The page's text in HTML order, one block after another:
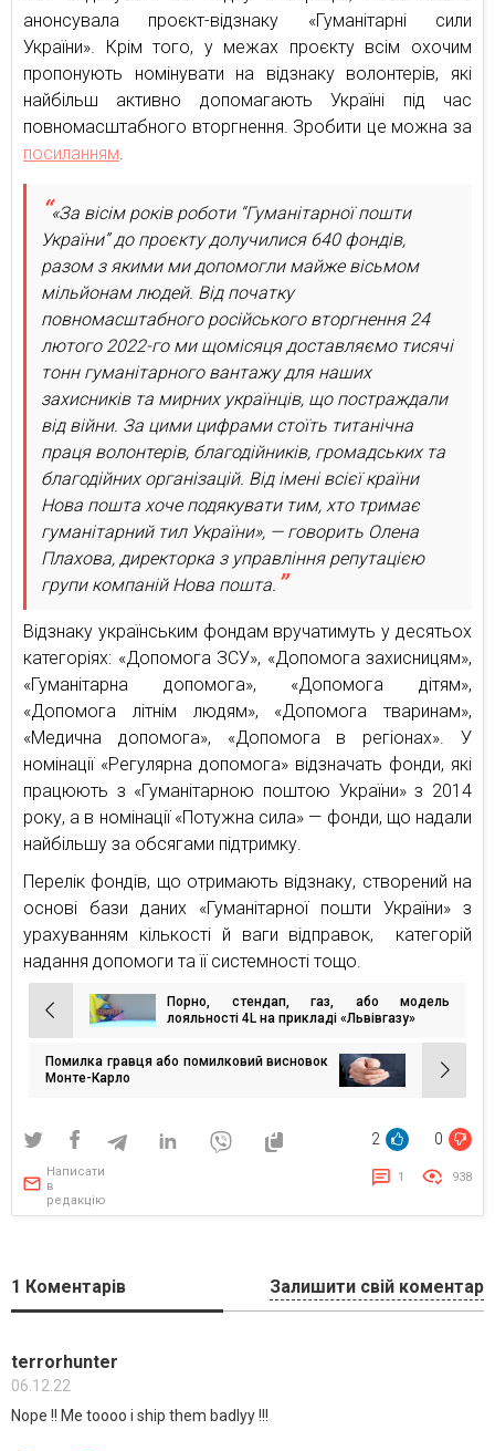
анонсувала проєкт-відзнаку «Гуманітарні сили
України». Крім того, у межах проєкту всім охочим
пропонують номінувати на відзнаку волонтерів, які
найбільш активно допомагають Україні під час
повномасштабного вторгнення. Зробити це можна за
посиланням.
«За вісім років роботи “Гуманітарної пошти
України” до проєкту долучилися 640 фондів,
разом з якими ми допомогли майже вісьмом
мільйонам людей. Від початку
повномасштабного російського вторгнення 24
лютого 2022-го ми щомісяця доставляємо тисячі
тонн гуманітарного вантажу для наших
захисників та мирних українців, що постраждали
від війни. За цими цифрами стоїть титанічна
праця волонтерів, благодійників, громадських та
благодійних організацій. Від імені всієї країни
Нова пошта хоче подякувати тим, хто тримає
гуманітарний тил України», — говорить Олена
Плахова, директорка з управління репутацією
групи компаній Нова пошта.
Відзнаку українським фондам вручатимуть у десятьох
категоріях: «Допомога ЗСУ», «Допомога захисницям»,
«Гуманітарна допомога», «Допомога дітям»,
«Допомога літнім людям», «Допомога тваринам»,
«Медична допомога», «Допомога в регіонах». У
номінації «Регулярна допомога» відзначать фонди, які
працюють з «Гуманітарною поштою України» з 2014
року, а в номінації «Потужна сила» — фонди, що надали
найбільшу за обсягами підтримку.
Перелік фондів, що отримають відзнаку, створений на
основі бази даних «Гуманітарної пошти України» з
урахуванням кількості й ваги відправок, категорій
надання допомоги та її системності тощо.
Навігація
записів
Порно, стендап, газ, або модель
лояльності 4L на прикладі «Львівгазу»
Помилка гравця або помилковий висновок
Монте-Карло
2 0
Написати
в
редакцію
1 938
1 Коментарів Залишити свій коментар
terrorhunter
06.12.22
Nope !! Me toooo i ship them badlyy !!!